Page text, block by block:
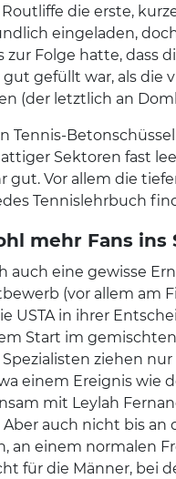
die erste,
eingeladen,
zur Folge hatte, dass
gefüllt war, als die
(der letztlich an
Tennis-
Sektoren fast
gut. Vor allem die
Tennislehrbuch
mehr Fans ins
auch eine gewisse
(vor allem am
USTA in ihrer
Start im
ziehen
einem Ereignis wie
mit Leylah
auch nicht bis an
an einem normalen
für die Männer, bei